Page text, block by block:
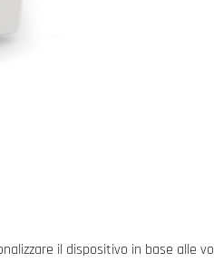
il dispositivo in base alle